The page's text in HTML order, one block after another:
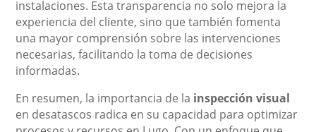
instalaciones. Esta transparencia no solo mejora la
experiencia del cliente, sino que también fomenta
una mayor comprensión sobre las intervenciones
necesarias, facilitando la toma de decisiones
informadas.
En resumen, la importancia de la inspección visual
en desatascos radica en su capacidad para optimizar